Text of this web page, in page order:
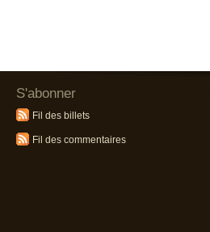
S'abonner
Fil des billets
Fil des commentaires